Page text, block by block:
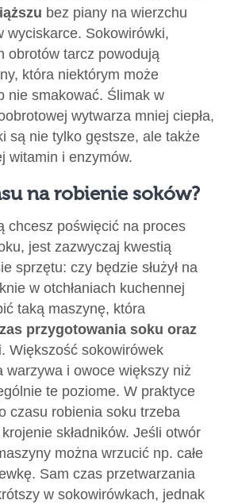
bez piany na wierzchu
wyciskarce. Sokowirówki,
obrotów tarcz powodują
która niektórym może
nie smakować. Ślimak w
wytwarza mniej ciepła,
są nie tylko gęstsze, ale także
witamin i enzymów.
na robienie soków?
chcesz poświęcić na proces
jest zazwyczaj kwestią
sprzętu: czy będzie służył na
w otchłaniach kuchennej
taką maszynę, która
przygotowania soku oraz
. Większość sokowirówek
warzywa i owoce większy niż
te poziome. W praktyce
czasu robienia soku trzeba
składników. Jeśli otwór
można wrzucić np. całe
Sam czas przetwarzania
w sokowirówkach, jednak